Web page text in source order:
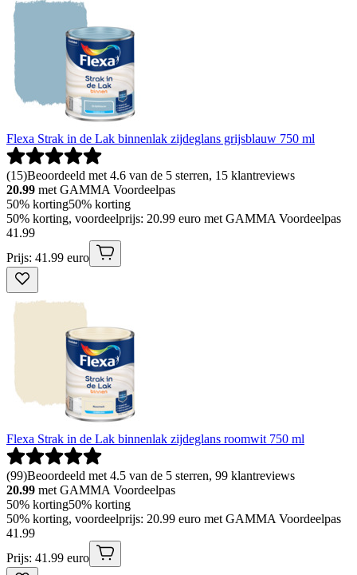
Flexa Strak in de Lak binnenlak zijdeglans grijsblauw 750 ml
(15)Beoordeeld met 4.6 van de 5 sterren, 15 klantreviews
20.99 met GAMMA Voordeelpas
50% korting50% korting
50% korting, voordeelprijs: 20.99 euro met GAMMA Voordeelpas
41.99
Prijs: 41.99 euro
Flexa Strak in de Lak binnenlak zijdeglans roomwit 750 ml
(99)Beoordeeld met 4.5 van de 5 sterren, 99 klantreviews
20.99 met GAMMA Voordeelpas
50% korting50% korting
50% korting, voordeelprijs: 20.99 euro met GAMMA Voordeelpas
41.99
Prijs: 41.99 euro